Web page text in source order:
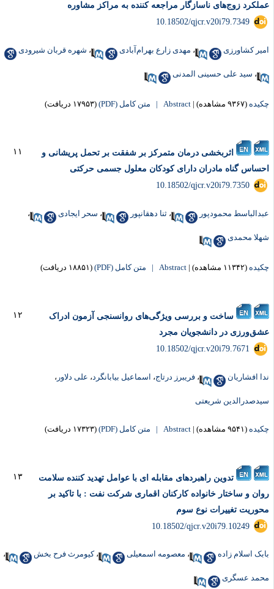
زوج‌های ناسازگار مراجعه کننده به مراکز مشاوره
‎ 10.18502/qjcr.v20i79.7349
کشاورزی ،مهدی زارع بهرام‌آبادی ،شهره قربان شیرودی
،سید علی حسینی المدنی
(۹۳۶۷ مشاهده) |
Abstract | متن کامل (PDF) (۱۷۹۵۳ دریافت)
اثربخشی درمان متمرکز بر شفقت بر تحمل پریشانی و
گناه مادران دارای کودکان معلول جسمی حرکتی
۱۱
‎ 10.18502/qjcr.v20i79.7350
محمودپور ،ثنا دهقانپور ،سحر ایجادی ،
محمدی
(۱۱۳۴۲ مشاهده) |
Abstract | متن کامل (PDF) (۱۸۸۵۱ دریافت)
ساخت و بررسی ویژگی‌‌های روانسنجی آزمون ادراک
در دانشجویان مجرد
۱۲
‎ 10.18502/qjcr.v20i79.7671
افشاریان ،فریبرز درتاج،اسماعیل بیابانگرد، علی دلاور،
شریعتی
(۹۵۴۱ مشاهده) |
Abstract | متن کامل (PDF) (۱۷۳۲۳ دریافت)
تدوین راهبردهای مقابله ای با عوامل تهدید کننده سلامت
و ساختار خانواده کارکنان اقماری شرکت نفت : با تاکید بر
تغییرات نوع سوم
۱۳
‎ 10.18502/qjcr.v20i79.10249
اسلام زاده ،معصومه اسمعیلی ،کیومرث فرح بخش ،
عسگری